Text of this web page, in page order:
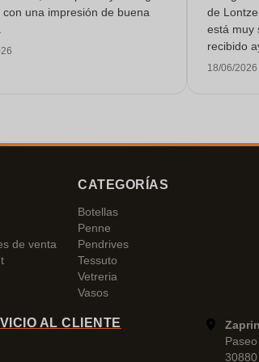
con una impresión de buena
de
está muy
recibido
un
18/06/2026
de venta
CATEGORÍAS
Botellas
Penne
Pendrives
Tessuto
Vetreria
Vasos
AL CLIENTE